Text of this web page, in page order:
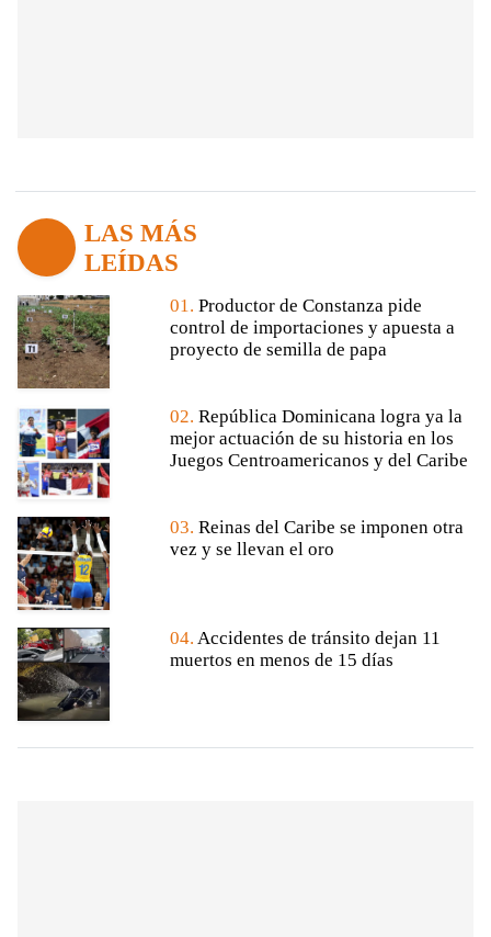
LAS MÁS
LEÍDAS
01. Productor de Constanza pide
control de importaciones y apuesta a
proyecto de semilla de papa
02. República Dominicana logra ya la
mejor actuación de su historia en los
Juegos Centroamericanos y del Caribe
03. Reinas del Caribe se imponen otra
vez y se llevan el oro
04. Accidentes de tránsito dejan 11
muertos en menos de 15 días